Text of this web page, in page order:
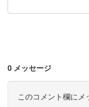
0 メッセージ
このコメント欄にメ